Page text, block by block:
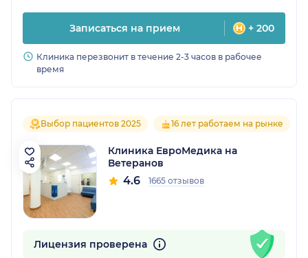
Записаться на прием + 200
Клиника перезвонит в течение 2-3 часов в рабочее
время
Выбор пациентов 2025 16 лет работаем на рынке
Клиника ЕвроМедика на
Ветеранов
4.6 1665 отзывов
Лицензия проверена